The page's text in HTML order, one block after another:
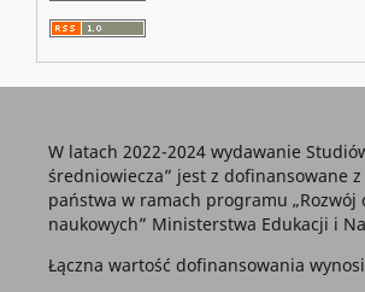
W latach 2022-2024 wydawanie
średniowiecza” jest z dofinansowane
państwa w ramach programu „Rozwój
naukowych” Ministerstwa Edukacji i
Łączna wartość dofinansowania wynosi